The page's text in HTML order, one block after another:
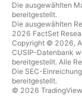
Die ausgewählten
bereitgestellt.
Die ausgewählten
2026 FactSet
Copyright © 2026,
CUSIP-Datenbank
bereitgestellt. Alle
Die SEC-
bereitgestellt.
© 2026